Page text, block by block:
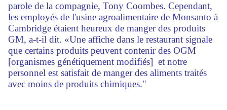
parole de la compagnie, Tony Coombes. Cependant,
les employés de l'usine agroalimentaire de Monsanto à
Cambridge étaient heureux de manger des produits
GM, a-t-il dit. «Une affiche dans le restaurant signale
que certains produits peuvent contenir des OGM
[organismes génétiquement modifiés] et notre
personnel est satisfait de manger des aliments traités
avec moins de produits chimiques."